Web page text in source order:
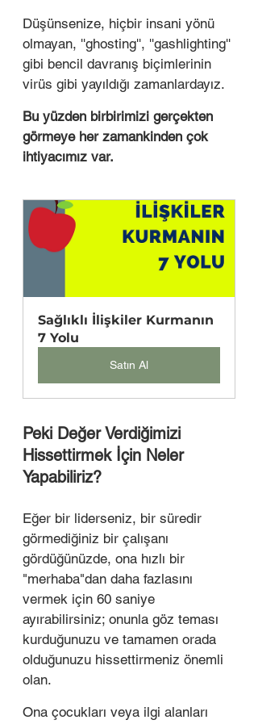
Düşünsenize, hiçbir insani yönü
olmayan, ''ghosting'', ''gashlighting''
gibi bencil davranış biçimlerinin
virüs gibi yayıldığı zamanlardayız.
Bu yüzden birbirimizi gerçekten
görmeye her zamankinden çok
ihtiyacımız var.
Sağlıklı İlişkiler Kurmanın
7 Yolu
Satın Al
Peki Değer Verdiğimizi
Hissettirmek İçin Neler
Yapabiliriz?
Eğer bir liderseniz, bir süredir
görmediğiniz bir çalışanı
gördüğünüzde, ona hızlı bir
"merhaba"dan daha fazlasını
vermek için 60 saniye
ayırabilirsiniz; onunla göz teması
kurduğunuzu ve tamamen orada
olduğunuzu hissettirmeniz önemli
olan.
Ona çocukları veya ilgi alanları